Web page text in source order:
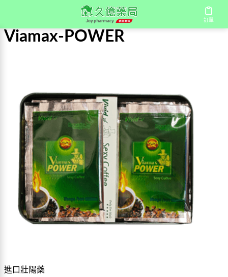
訂單
Viamax-POWER
Viamax-POWER
進口壯陽藥